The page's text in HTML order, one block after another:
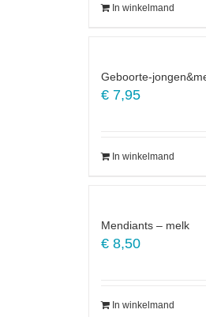
In winkelmand
Geboorte-
€7,95
In winkelmand
Mendiants – melk
€8,50
In winkelmand